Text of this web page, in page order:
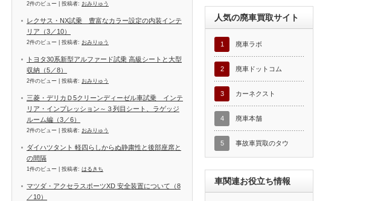
2件のビュー 投稿者: おみりゅう
レクサス・NX試乗 豊富なカラー設定の内装インテ
リア（3／10）
2件のビュー 投稿者: おみりゅう
トヨタ30系新型アルファード試乗 高級シートと大型
収納（5／8）
2件のビュー 投稿者: おみりゅう
三菱・デリカＤ5クリーンディーゼル車試乗 インテ
リア・インプレッション～３列目シート、ラゲッジ
ルーム編（3／6）
2件のビュー 投稿者: おみりゅう
ダイハツタント 軽四らしからぬ静粛性と後部座席と
の間隔
1件のビュー 投稿者: はるきち
マツダ・アクセラスポーツXD 安全装置について（8
／10）
人気の廃車買取サイト
1 廃車ラボ
2 廃車ドットコム
3 カーネクスト
4 廃車本舗
5 事故車買取のタウ
車関連お役立ち情報